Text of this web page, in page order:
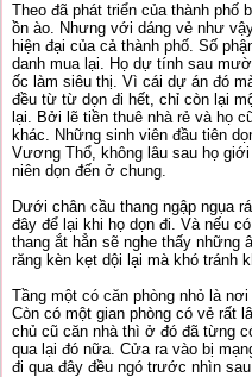
Theo đã phát triển của thành phố
ồn ào. Nhưng với dáng vẻ như
hiện đại của cả thành phố. Số
danh mua lại. Họ dự tính sau
ốc làm siêu thị. Vì cái dự án đó
đều từ từ dọn đi hết, chỉ còn lại
lại. Bởi lẽ tiền thuê nhà rẻ và họ
khác. Những sinh viên đầu tiên
Vương Thổ, không lâu sau họ
niên dọn đến ở chung.
Dưới chân cầu thang ngập ngụa
đây để lại khi họ dọn đi. Và nếu
thang ắt hẳn sẽ nghe thấy những
răng kèn kẹt dội lại mà khó tránh
Tầng một có căn phòng nhỏ là
Còn có một gian phòng có vẻ rất
chủ cũ căn nhà thì ở đó đã từng
qua lại đó nữa. Cửa ra vào bị
đi qua đây đều ngó trước nhìn